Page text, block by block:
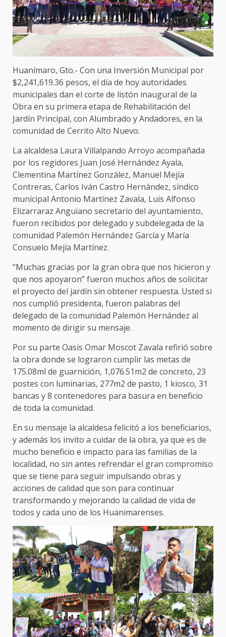
Huanímaro, Gto.- Con una Inversión Municipal por
$2,241,619.36 pesos, el día de hoy autoridades
municipales dan el corte de listón inaugural de la
Obra en su primera etapa de Rehabilitación del
Jardín Principal, con Alumbrado y Andadores, en la
comunidad de Cerrito Alto Nuevo.
La alcaldesa Laura Villalpando Arroyo acompañada
por los regidores Juan José Hernández Ayala,
Clementina Martínez González, Manuel Mejía
Contreras, Carlos Iván Castro Hernández, síndico
municipal Antonio Martínez Zavala, Luis Alfonso
Elizarraraz Anguiano secretario del ayuntamiento,
fueron recibidos por delegado y subdelegada de la
comunidad Palemón Hernández García y María
Consuelo Mejía Martínez.
“Muchas gracias por la gran obra que nos hicieron y
que nos apoyaron” fueron muchos años de solicitar
el proyecto del jardín sin obtener respuesta. Usted si
nos cumplió presidenta, fueron palabras del
delegado de la comunidad Palemón Hernández al
momento de dirigir su mensaje.
Por su parte Oasis Omar Moscot Zavala refirió sobre
la obra donde se lograron cumplir las metas de
175.08ml de guarnición, 1,076.51m2 de concreto, 23
postes con luminarias, 277m2 de pasto, 1 kiosco, 31
bancas y 8 contenedores para basura en beneficio
de toda la comunidad.
En su mensaje la alcaldesa felicitó a los beneficiarios,
y además los invito a cuidar de la obra, ya que es de
mucho beneficio e impacto para las familias de la
localidad, no sin antes refrendar el gran compromiso
que se tiene para seguir impulsando obras y
acciones de calidad que son para continuar
transformando y mejorando la calidad de vida de
todos y cada uno de los Huanimarenses.